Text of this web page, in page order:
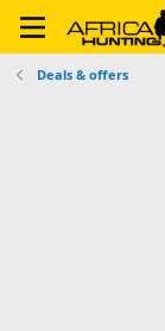
Deals & offers